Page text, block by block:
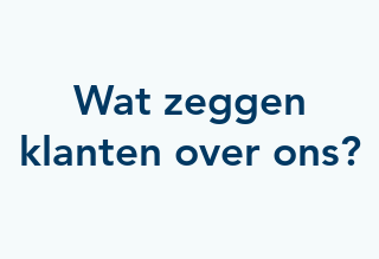
Wat zeggen
klanten over ons?